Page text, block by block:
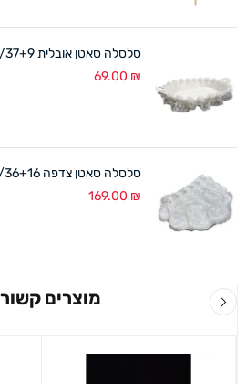
סלסלה סאטן אובלית 50/37+9 ס"מ לבן
69.00 ₪
סלסלה סאטן צדפה 55/36+16 ס"מ לבן
169.00 ₪
מוצרים